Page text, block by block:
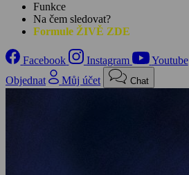
Funkce
Na čem sledovat?
Formule ŽIVĚ ZDE
Facebook Instagram
Youtube
Objednat
Můj účet Chat